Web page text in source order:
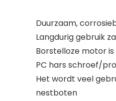
Duurzaam,
Langdurig gebruik
Borstelloze motor
PC hars schroef/
Het wordt veel
nestboten